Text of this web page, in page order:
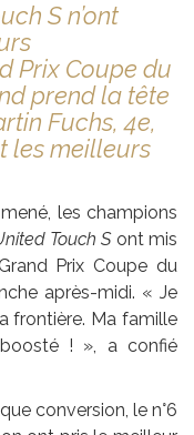
S n’ont
Prix Coupe du
prend la tête
Fuchs, 4e,
les meilleurs
les champions
Touch S ont mis
Prix Coupe du
après-midi. « Je
frontière. Ma famille
! », a confié
conversion, le n°6